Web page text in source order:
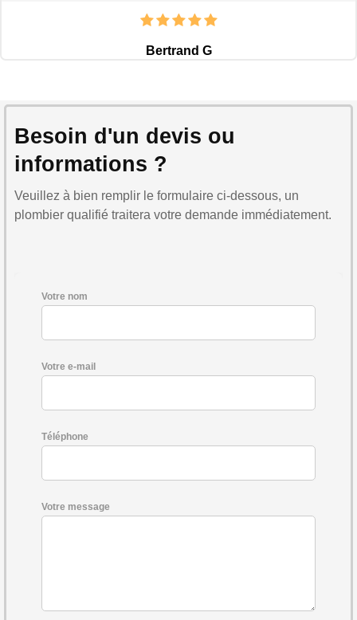
Bertrand G
Besoin d'un devis ou
informations ?
Veuillez à bien remplir le formulaire ci-dessous, un
plombier qualifié traitera votre demande immédiatement.
Votre nom
Votre e-mail
Téléphone
Votre message